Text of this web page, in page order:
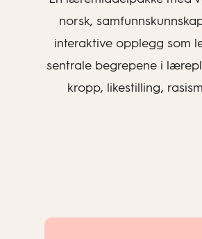
norsk,
interaktive opplegg som
sentrale begrepene i
kropp, likestilling,